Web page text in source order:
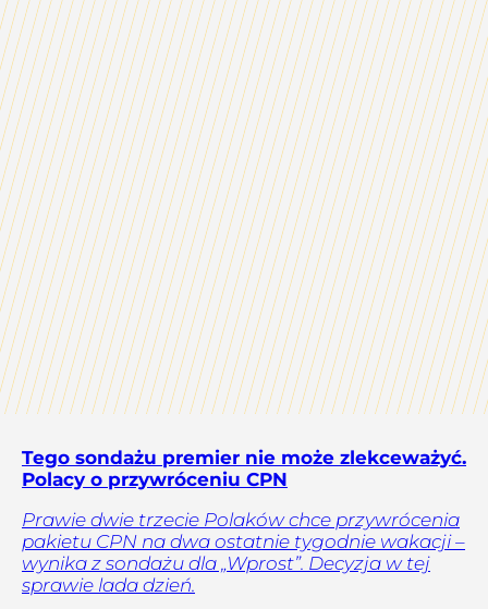
Tego sondażu premier nie może zlekceważyć.
Polacy o przywróceniu CPN
Prawie dwie trzecie Polaków chce przywrócenia
pakietu CPN na dwa ostatnie tygodnie wakacji –
wynika z sondażu dla „Wprost”. Decyzja w tej
sprawie lada dzień.